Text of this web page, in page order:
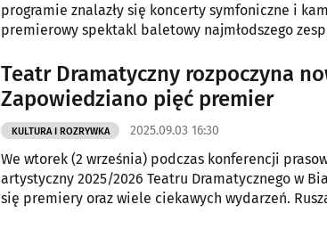
programie znalazły się koncerty symfoniczne i
premierowy spektakl baletowy najmłodszego
Teatr Dramatyczny rozpoczyna
Zapowiedziano pięć premier
KULTURA I ROZRYWKA 2025.09.03 16:30
We wtorek (2 września) podczas konferencji
artystyczny 2025/2026 Teatru Dramatycznego w
się premiery oraz wiele ciekawych wydarzeń.